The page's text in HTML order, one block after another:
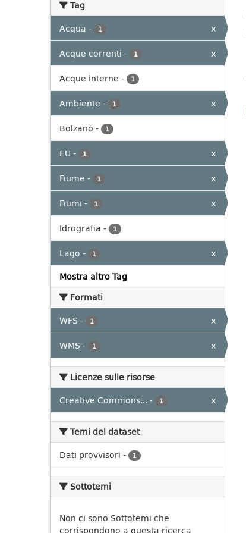
Tag
Acqua - 1
x
Acque correnti - 1
x
Acque interne - 1
Ambiente - 1
x
Bolzano - 1
EU - 1
x
Fiume - 1
x
Fiumi - 1
x
Idrografia - 1
Lago - 1
x
Mostra altro Tag
Formati
WFS - 1
x
WMS - 1 x
Licenze sulle risorse
Creative Commons... - 1 x
Temi del dataset
Dati provvisori - 1
Sottotemi
Non ci sono Sottotemi che
corrispondono a questa ricerca